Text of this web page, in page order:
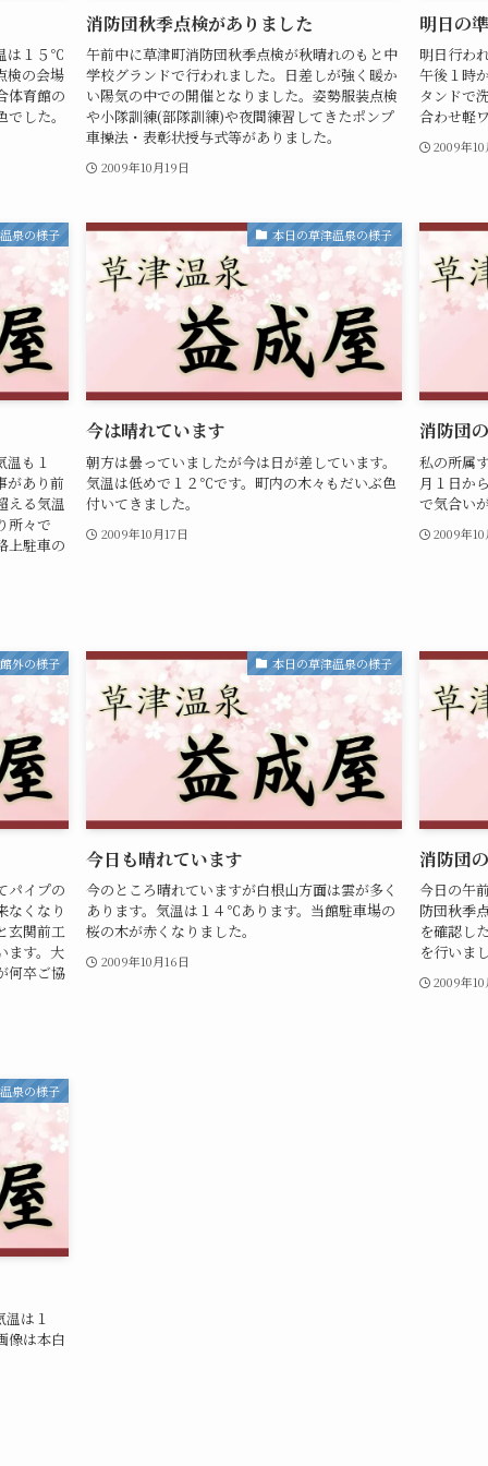
は１５℃
検の会場
体育館の
した。
消防団秋季点検がありました
午前中に草津町消防団秋季点検が秋晴れのもと中
学校グランドで行われました。日差しが強く暖か
い陽気の中での開催となりました。姿勢服装点検
や小隊訓練(部隊訓練)や夜間練習してきたポンプ
車操法・表彰状授与式等がありました。
2009年10月19日
明日の
明日行わ
午後１時
タンドで
合わせ軽
2009年
泉の様子
も１
があり前
える気温
所々で
上駐車の
本日の草津温泉の様子
今は晴れています
朝方は曇っていましたが今は日が差しています。
気温は低めで１２℃です。町内の木々もだいぶ色
付いてきました。
2009年10月17日
消防団
私の所属
月１日か
で気合い
2009年
外の様子
パイプの
なくなり
玄関前工
ます。大
何卒ご協
本日の草津温泉の様子
今日も晴れています
今のところ晴れていますが白根山方面は雲が多く
あります。気温は１４℃あります。当館駐車場の
桜の木が赤くなりました。
2009年10月16日
消防団
今日の午
防団秋季
を確認し
を行いま
2009年
泉の様子
は１
像は本白